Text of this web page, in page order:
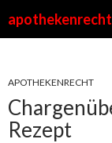
APOTHEKENRECHT
Rezept